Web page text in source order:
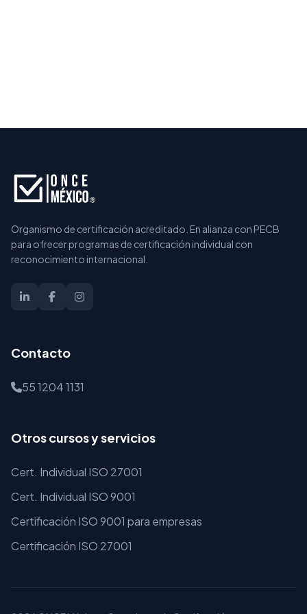
Organismo de certificación acreditado. En alianza con PECB
para ofrecer programas de certificación individual con
reconocimiento internacional.
Contacto
55 1204 1131
Otros cursos y servicios
Cert. Individual ISO 27001
Cert. Individual ISO 9001
Certificación ISO 9001 para empresas
Certificación ISO 27001